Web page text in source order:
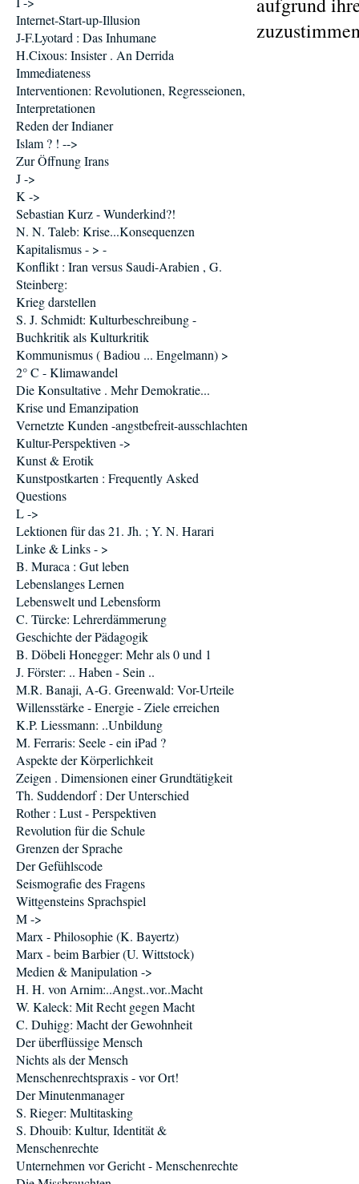
Internet-Start-up-Illusion
J-F.Lyotard : Das Inhumane
H.Cixous: Insister . An Derrida
Immediateness
Interventionen: Revolutionen, Regresseionen,
Interpretationen
Reden der Indianer
Islam ? ! -->
Zur Öffnung Irans
J ->
K ->
Sebastian Kurz - Wunderkind?!
N. N. Taleb: Krise...Konsequenzen
Kapitalismus - > -
Konflikt : Iran versus Saudi-Arabien , G.
Steinberg:
Krieg darstellen
S. J. Schmidt: Kulturbeschreibung -
Buchkritik als Kulturkritik
Kommunismus ( Badiou ... Engelmann) >
2° C - Klimawandel
Die Konsultative . Mehr Demokratie...
Krise und Emanzipation
Vernetzte Kunden -angstbefreit-ausschlachten
Kultur-Perspektiven ->
Kunst & Erotik
Kunstpostkarten : Frequently Asked
Questions
L ->
Lektionen für das 21. Jh. ; Y. N. Harari
Linke & Links - >
B. Muraca : Gut leben
Lebenslanges Lernen
Lebenswelt und Lebensform
C. Türcke: Lehrerdämmerung
Geschichte der Pädagogik
B. Döbeli Honegger: Mehr als 0 und 1
J. Förster: .. Haben - Sein ..
M.R. Banaji, A-G. Greenwald: Vor-Urteile
Willensstärke - Energie - Ziele erreichen
K.P. Liessmann: ..Unbildung
M. Ferraris: Seele - ein iPad ?
Aspekte der Körperlichkeit
Zeigen . Dimensionen einer Grundtätigkeit
Th. Suddendorf : Der Unterschied
Rother : Lust - Perspektiven
Revolution für die Schule
Grenzen der Sprache
Der Gefühlscode
Seismografie des Fragens
Wittgensteins Sprachspiel
M ->
Marx - Philosophie (K. Bayertz)
Marx - beim Barbier (U. Wittstock)
Medien & Manipulation ->
H. H. von Arnim:..Angst..vor..Macht
W. Kaleck: Mit Recht gegen Macht
C. Duhigg: Macht der Gewohnheit
Der überflüssige Mensch
Nichts als der Mensch
Menschenrechtspraxis - vor Ort!
Der Minutenmanager
S. Rieger: Multitasking
S. Dhouib: Kultur, Identität &
Menschenrechte
Unternehmen vor Gericht - Menschenrechte